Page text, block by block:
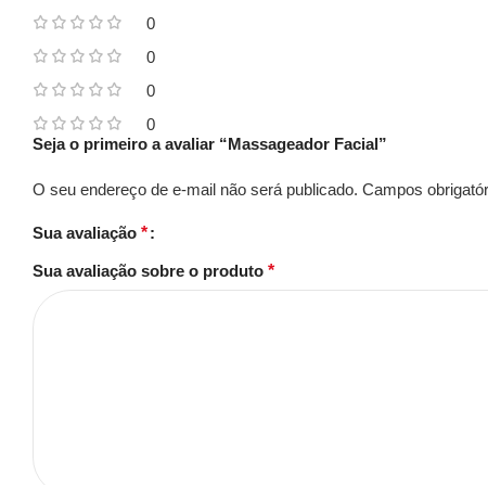
0
0
0
0
Seja o primeiro a avaliar “Massageador Facial”
O seu endereço de e-mail não será publicado. Campos
Sua avaliação *
Sua avaliação sobre o produto *